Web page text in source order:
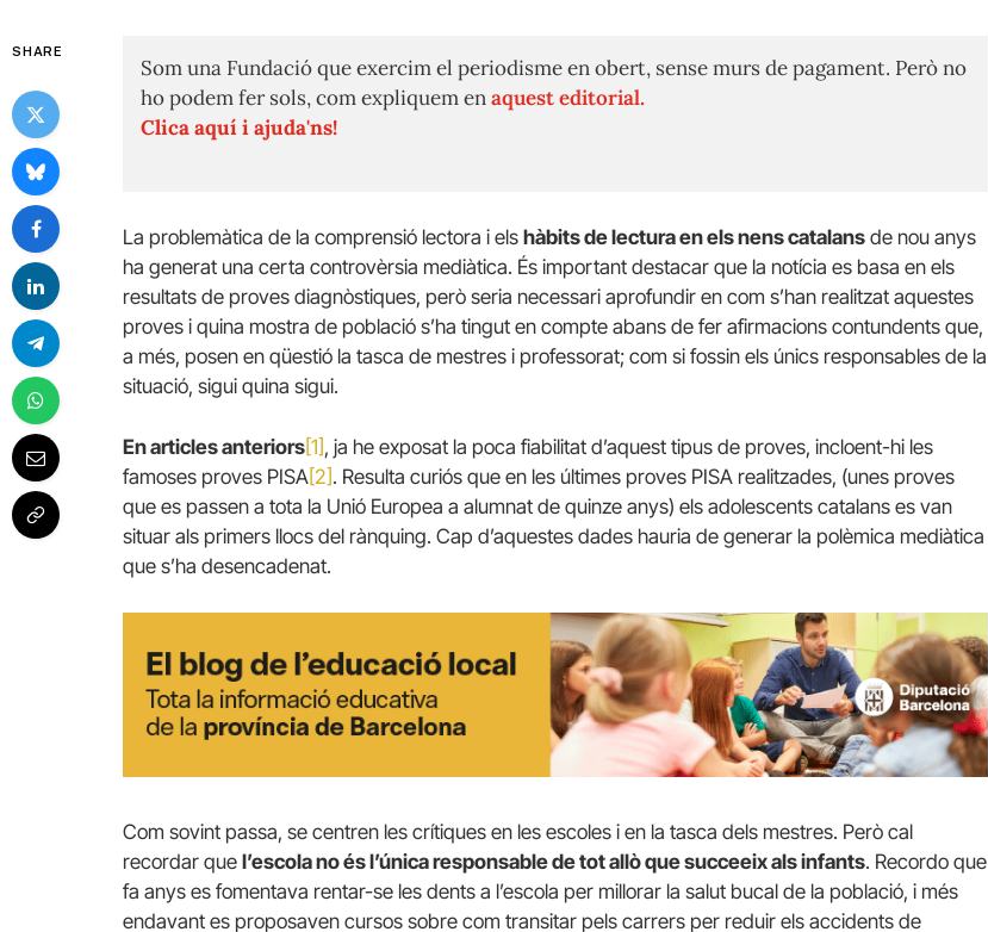
SHARE
Som una Fundació que exercim el periodisme en obert, sense murs de pagament. Però no
ho podem fer sols, com expliquem enaquest editorial.
Clica aquí i ajuda'ns!
La problemàtica de la comprensió lectora i els hàbits de lectura en els nens catalans de nou anys
ha generat una certa controvèrsia mediàtica. És important destacar que la notícia es basa en els
resultats de proves diagnòstiques, però seria necessari aprofundir en com s’han realitzat aquestes
proves i quina mostra de població s’ha tingut en compte abans de fer afirmacions contundents que,
a més, posen en qüestió la tasca de mestres i professorat; com si fossin els únics responsables de la
situació, sigui quina sigui.
En articles anteriors [1] , ja he exposat la poca fiabilitat d’aquest tipus de proves, incloent-hi les
famoses proves PISA [2] . Resulta curiós que en les últimes proves PISA realitzades, (unes proves
que es passen a tota la Unió Europea a alumnat de quinze anys) els adolescents catalans es van
situar als primers llocs del rànquing. Cap d’aquestes dades hauria de generar la polèmica mediàtica
que s’ha desencadenat.
Com sovint passa, se centren les crítiques en les escoles i en la tasca dels mestres. Però cal
recordar que l’escola no és l’única responsable de tot allò que succeeix als infants. Recordo que
fa anys es fomentava rentar-se les dents a l’escola per millorar la salut bucal de la població, i més
endavant es proposaven cursos sobre com transitar pels carrers per reduir els accidents de